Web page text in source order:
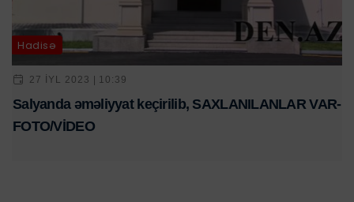
Hadisə
27 IYL 2023 | 10:39
Salyanda əməliyyat keçirilib, SAXLANILANLAR VAR-
FOTO/VİDEO